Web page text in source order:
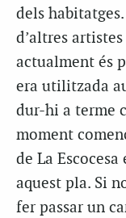
dels
d’altres
actualment és
era utilitzada
dur-hi a terme
moment
de La
aquest pla. Si
fer passar un